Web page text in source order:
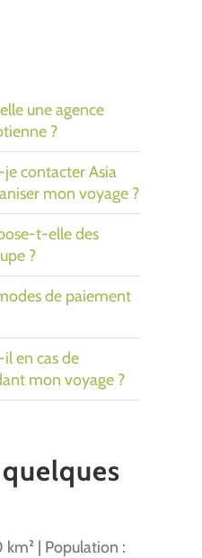
une agence
?
contacter Asia
mon voyage ?
t-elle des
?
de paiement
en cas de
mon voyage ?
| Population :